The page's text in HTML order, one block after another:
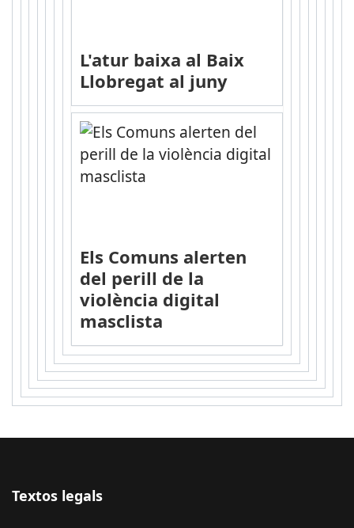
L'atur baixa al Baix
Llobregat al juny
Els Comuns alerten
del perill de la
violència digital
masclista
Textos legals